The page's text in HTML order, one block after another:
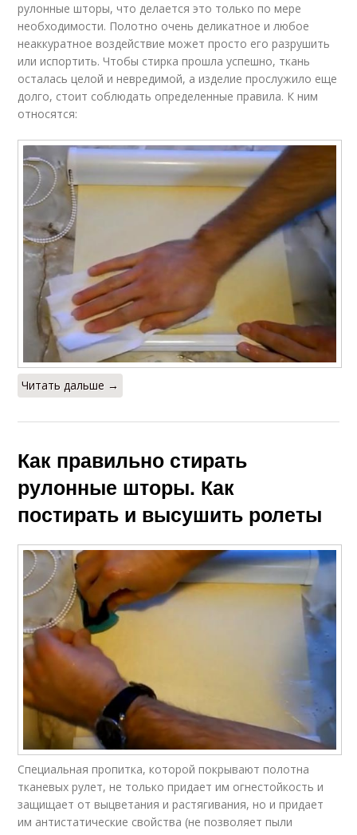
рулонные шторы, что делается это только по мере
необходимости. Полотно очень деликатное и любое
неаккуратное воздействие может просто его разрушить
или испортить. Чтобы стирка прошла успешно, ткань
осталась целой и невредимой, а изделие прослужило еще
долго, стоит соблюдать определенные правила. К ним
относятся:
Читать дальше →
Как правильно стирать
рулонные шторы. Как
постирать и высушить ролеты
Специальная пропитка, которой покрывают полотна
тканевых рулет, не только придает им огнестойкость и
защищает от выцветания и растягивания, но и придает
им антистатические свойства (не позволяет пыли